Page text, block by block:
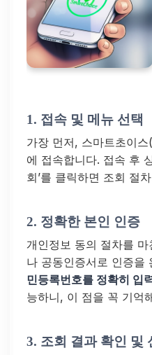
1. 접속 및 메뉴 선택
가장 먼저, 스마트초이스
에 접속합니다. 접속 후
회’를 클릭하면 조회 절
2. 정확한 본인 인증
개인정보 동의 절차를
나 공동인증서로 인증을
민등록번호를 정확히 입
능하니, 이 점을 꼭 기억
3. 조회 결과 확인 및